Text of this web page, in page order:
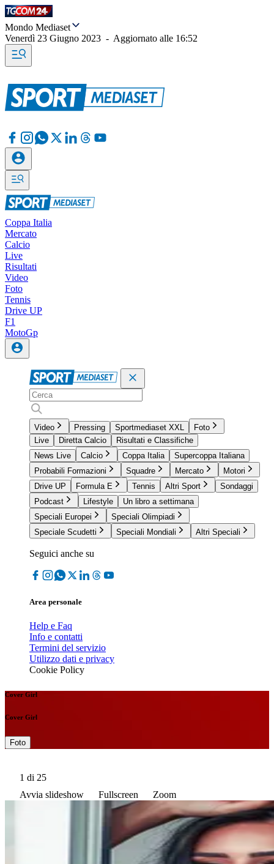
Mondo Mediaset
Venerdì 23 Giugno 2023 - Aggiornato alle 16:52
Coppa Italia
Mercato
Calcio
Live
Risultati
Video
Foto
Tennis
Drive UP
F1
MotoGp
Video Pressing Sportmediaset XXL
Foto
Live
Diretta Calcio
Risultati e Classifiche
News Live
Calcio Coppa Italia
Supercoppa Italiana
Probabili Formazioni
Squadre Mercato
Motori
Drive UP
Formula E Tennis Altri Sport
Sondaggi
Podcast
Lifestyle
Un libro a settimana
Speciali Europei
Speciali Olimpiadi
Speciale Scudetti
Speciali Mondiali Altri Speciali
Seguici anche su
Area personale
Help e Faq
Info e contatti
Termini del servizio
Utilizzo dati e privacy
Cookie Policy
Cover Girl
Cover Girl
Foto
1 di 25
Avvia slideshow
Fullscreen Zoom